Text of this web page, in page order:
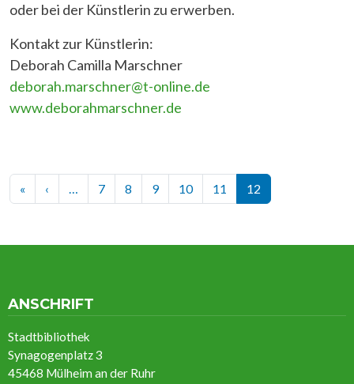
oder bei der Künstlerin zu erwerben.
Kontakt zur Künstlerin:
Deborah Camilla Marschner
deborah.marschner@t-online.de
www.deborahmarschner.de
Seitennummerierung
« Erste Seite
‹ Vorherige Seite
… 7 8 9 10 11 12
ANSCHRIFT
Stadtbibliothek
Synagogenplatz 3
45468 Mülheim an der Ruhr